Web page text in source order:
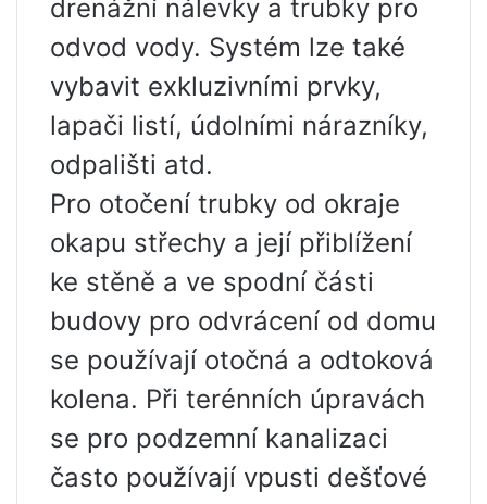
drenážní nálevky a trubky pro
odvod vody. Systém lze také
vybavit exkluzivními prvky,
lapači listí, údolními nárazníky,
odpališti atd.
Pro otočení trubky od okraje
okapu střechy a její přiblížení
ke stěně a ve spodní části
budovy pro odvrácení od domu
se používají otočná a odtoková
kolena. Při terénních úpravách
se pro podzemní kanalizaci
často používají vpusti dešťové